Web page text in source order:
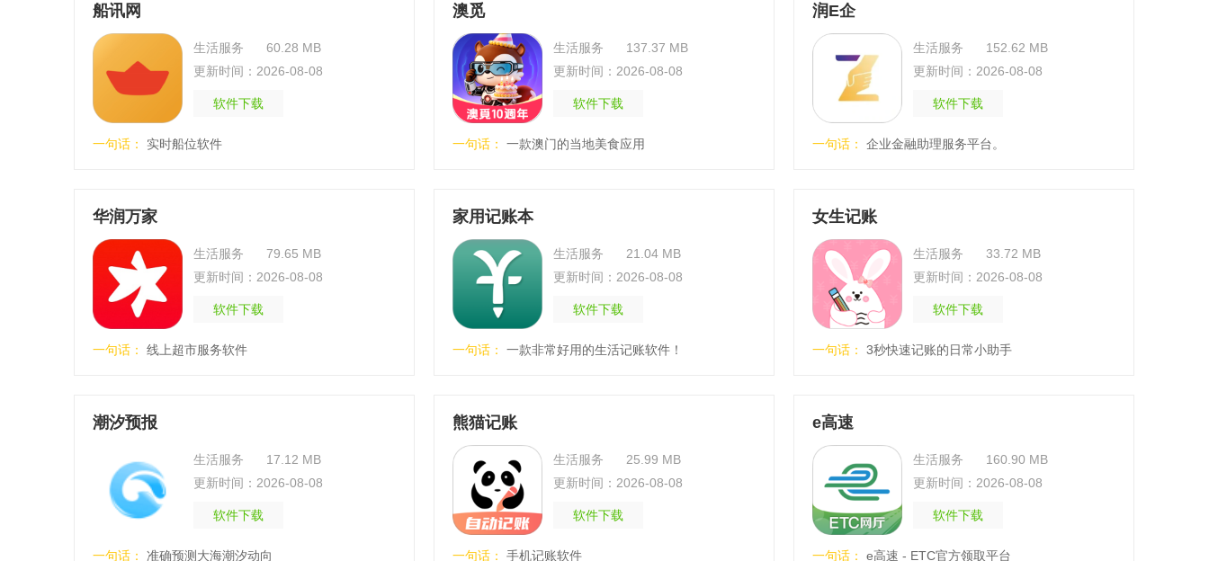
船讯网
生活服务
60.28 MB
更新时间：2026-08-08
软件下载
一句话： 实时船位软件
澳觅
生活服务
137.37 MB
更新时间：2026-08-08
软件下载
一句话： 一款澳门的当地美食应用
润E企
生活服务
152.62 MB
更新时间：2026-08-08
软件下载
一句话： 企业金融助理服务平台。
华润万家
生活服务
79.65 MB
更新时间：2026-08-08
软件下载
一句话： 线上超市服务软件
家用记账本
生活服务
21.04 MB
更新时间：2026-08-08
软件下载
一句话： 一款非常好用的生活记账软件！
女生记账
生活服务
33.72 MB
更新时间：2026-08-08
软件下载
一句话： 3秒快速记账的日常小助手
潮汐预报
生活服务
17.12 MB
更新时间：2026-08-08
软件下载
一句话： 准确预测大海潮汐动向
熊猫记账
生活服务
25.99 MB
更新时间：2026-08-08
软件下载
一句话： 手机记账软件
e高速
生活服务
160.90 MB
更新时间：2026-08-08
软件下载
一句话： e高速 - ETC官方领取平台